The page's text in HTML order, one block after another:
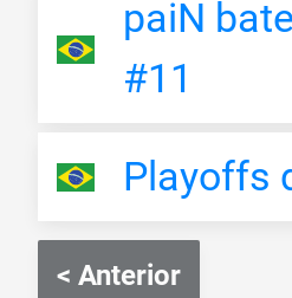
paiN
#11
Playoffs
< Anterior